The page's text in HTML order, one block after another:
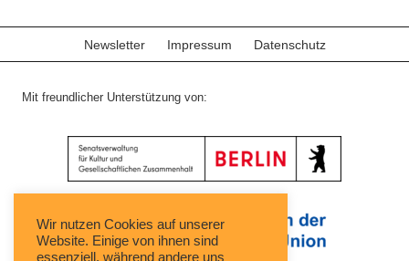
Newsletter Impressum Datenschutz
Mit freundlicher Unterstützung von:
Wir nutzen Cookies auf unserer
Website. Einige von ihnen sind
essenziell, während andere uns